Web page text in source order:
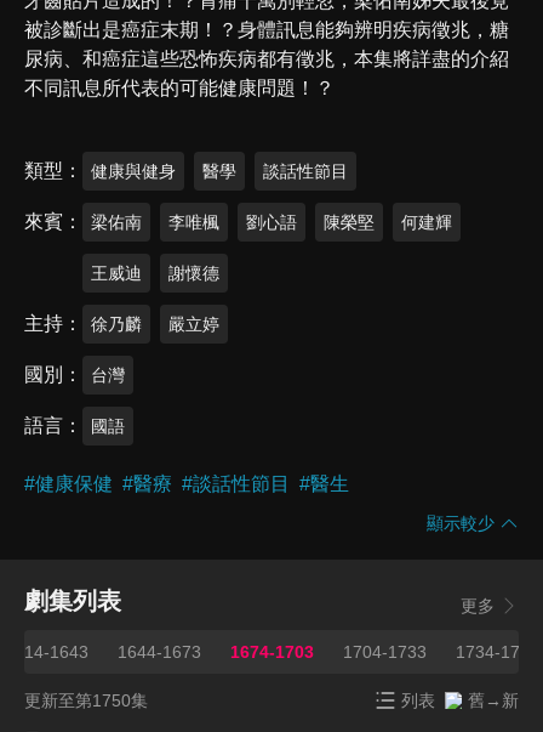
被診斷出是癌症末期！？身體訊息能夠辨明疾病徵兆，糖
尿病、和癌症這些恐怖疾病都有徵兆，本集將詳盡的介紹
不同訊息所代表的可能健康問題！？
類型 健康與健身 醫學 談話性節目
來賓 梁佑南 李唯楓 劉心語 陳榮堅 何建輝
王威迪 謝懷德
主持 徐乃麟 嚴立婷
國別 台灣
語言 國語
#健康保健 #醫療 #談話性節目 #醫生
顯示較少
劇集列表 更多
1614-1643 1644-1673 1674-1703 1704-1733 1734-1750
更新至第1750集 列表 舊→新